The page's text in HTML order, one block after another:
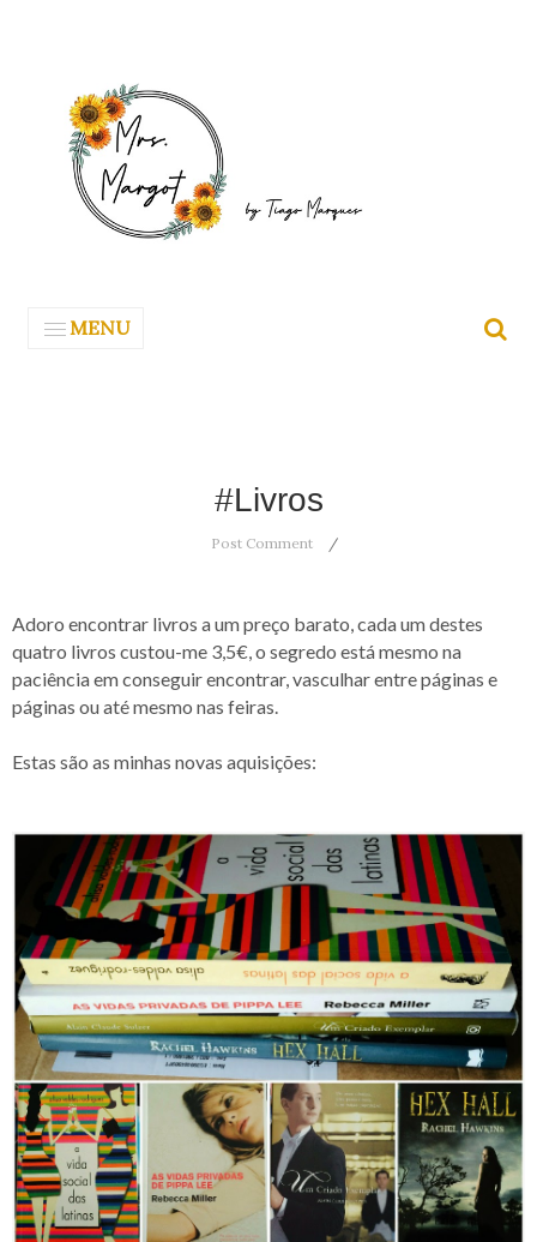
MENU
#Livros
Post Comment
Adoro encontrar livros a um preço barato, cada um destes
quatro livros custou-me 3,5€, o segredo está mesmo na
paciência em conseguir encontrar, vasculhar entre páginas e
páginas ou até mesmo nas feiras.
Estas são as minhas novas aquisições: